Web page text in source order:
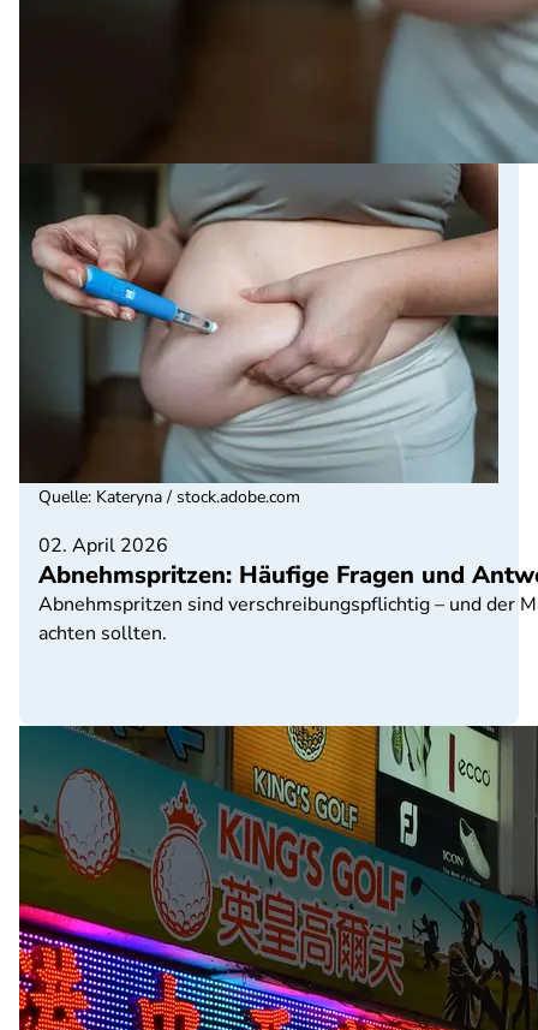
02. April 2026
Abnehmspritzen: Häufige Fragen und
Abnehmspritzen sind verschreibungspflichtig – und der
achten sollten.
Quelle: Kateryna / stock.adobe.com